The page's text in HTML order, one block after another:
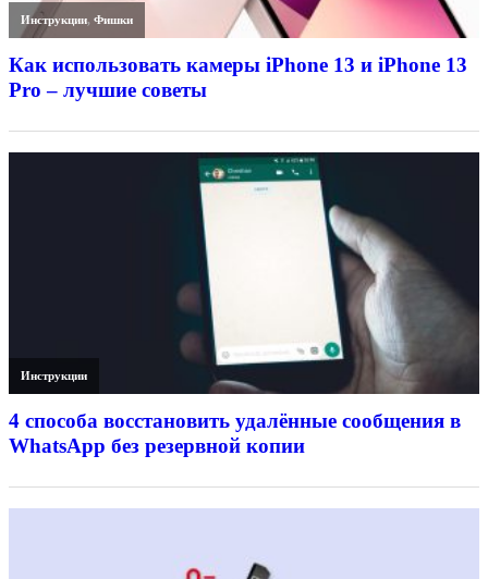
Инструкции,Фишки
Как использовать камеры iPhone 13 и iPhone 13
Pro – лучшие советы
Инструкции
4 способа восстановить удалённые сообщения в
WhatsApp без резервной копии